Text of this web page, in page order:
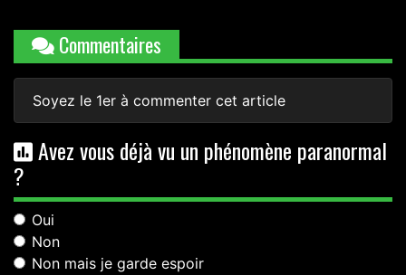
Commentaires
Soyez le 1er à commenter cet article
Avez vous déjà vu un phénomène paranormal
?
Oui
Non
Non mais je garde espoir